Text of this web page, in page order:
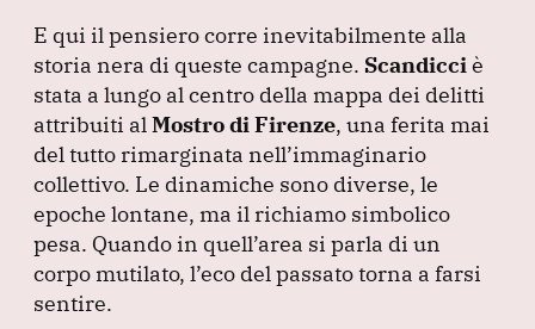
E qui il pensiero corre inevitabilmente alla
storia nera di queste campagne. Scandicciè
stata a lungo al centro della mappa dei delitti
attribuiti alMostro di Firenze, una ferita mai
del tutto rimarginata nell’immaginario
collettivo. Le dinamiche sono diverse, le
epoche lontane, ma il richiamo simbolico
pesa. Quando in quell’area si parla di un
corpo mutilato, l’eco del passato torna a farsi
sentire.